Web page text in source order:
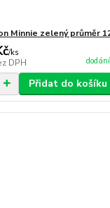
Minnie zelený průměr
/ks
DPH
Přidat do košíku